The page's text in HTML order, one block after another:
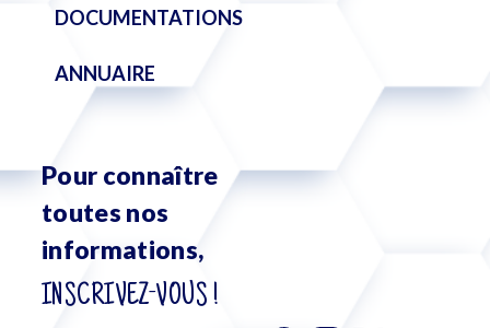
DOCUMENTATIONS
ANNUAIRE
Pour connaître
toutes nos
informations,
INSCRIVEZ-VOUS !